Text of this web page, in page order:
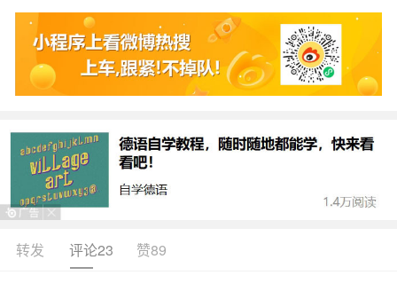
生活中像今年太岁禁忌属相都是很常见的问
题，但是小问题不注意可能会引起大麻烦，下面就
这个问题给大家做一些解读：
1、今年啥属相犯太岁
2024年犯太岁的属相是属龙、属狗、属兔、属
鸡。其中属龙为值太岁，属狗为害太岁，属兔为刑
太岁，属鸡为破太岁。根据传统民俗说法，太岁是
转发 评论23 赞89